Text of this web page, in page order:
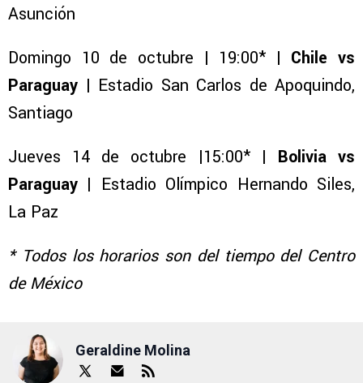
Asunción
Domingo 10 de octubre | 19:00* | Chile vs
Paraguay | Estadio San Carlos de Apoquindo,
Santiago
Jueves 14 de octubre |15:00* | Bolivia vs
Paraguay | Estadio Olímpico Hernando Siles,
La Paz
* Todos los horarios son del tiempo del Centro
de México
Geraldine Molina